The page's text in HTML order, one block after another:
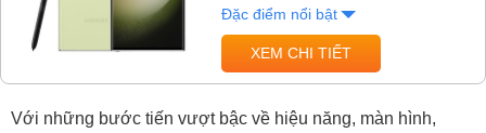
Đặc điểm nổi bật
XEM CHI TIẾT
Với những bước tiến vượt bậc về hiệu năng, màn hình,